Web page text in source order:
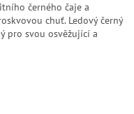
černého čaje a
chuť. Ledový černý
pro svou osvěžující a